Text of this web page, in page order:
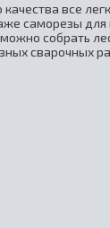
все
саморезы
собрать
сварочных